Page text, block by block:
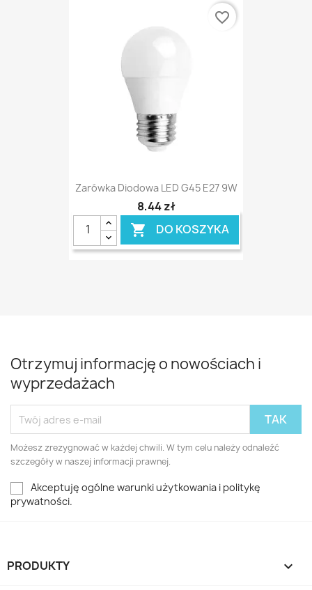
Zarówka Diodowa LED G45 E27 9W
8,44 zł
 DO KOSZYKA
favorite_border
Otrzymuj informację o nowościach i
wyprzedażach
Możesz zrezygnować w każdej chwili. W tym celu należy odnaleźć
szczegóły w naszej informacji prawnej.
Akceptuję ogólne warunki użytkowania i politykę
prywatności.
PRODUKTY 